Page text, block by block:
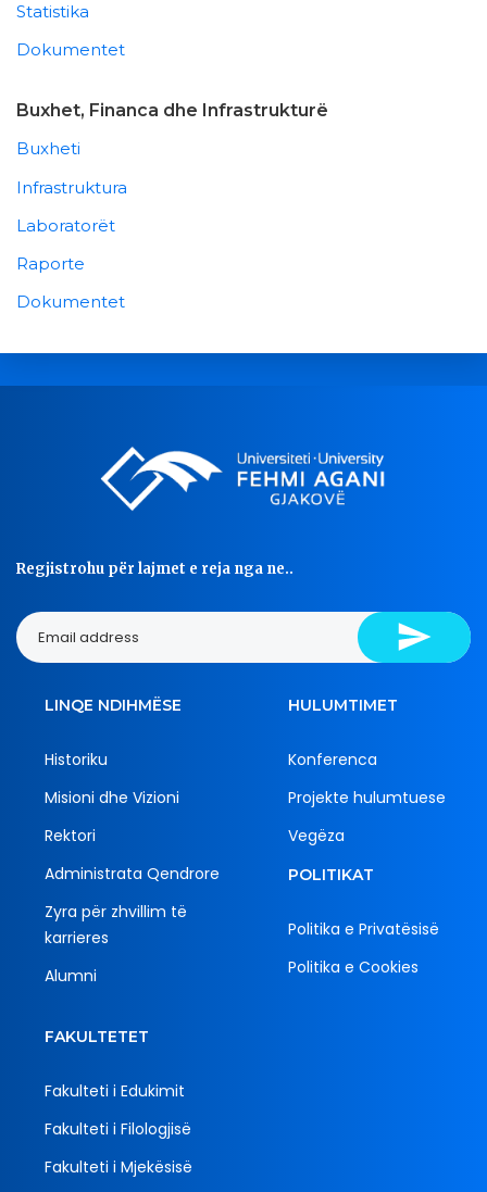
Statistika
Dokumentet
Buxhet, Financa dhe Infrastrukturë
Buxheti
Infrastruktura
Laboratorët
Raporte
Dokumentet
Regjistrohu për lajmet e reja nga ne..
LINQE NDIHMËSE
Historiku
Misioni dhe Vizioni
Rektori
Administrata Qendrore
Zyra për zhvillim të
karrieres
Alumni
HULUMTIMET
Konferenca
Projekte hulumtuese
Vegëza
POLITIKAT
Politika e Privatësisë
Politika e Cookies
FAKULTETET
Fakulteti i Edukimit
Fakulteti i Filologjisë
Fakulteti i Mjekësisë